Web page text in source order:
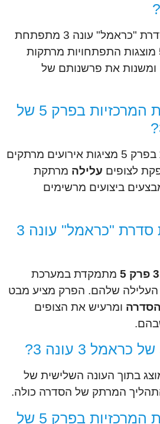
מסדרת "כראמל" עונה 3 מתפתחת
מפרק לפרק, ובפרק 5 מוצגות התפתחויות מרתקות
את פרשנותם של
מהן ההתפתחויות המרכזיות בפרק 5 של
התפתחויות העיקריות בפרק 5 מציגות אירועים מרתקים
לצופים עלילה מרתקת
ביצועים מרשימים
על מה מתמקדת סדרת "כראמל" עונה 3
מתמקדת במערכת
העלילה שלהם. הפרק מציע מבט
ומרעיש את הצופים
5 של כראמל 3 מוצג בתוך העונה השלישית של
המרתק של הסדרה כולה.
מהן ההתפתחויות המרכזיות בפרק 5 של